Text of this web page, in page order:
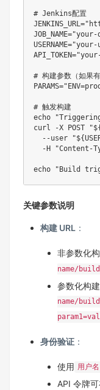
# Jenkins配置
# 构建参数（如果有
# 触发构建
echo
curl -X POST
--user
-H "Content-
关键参数说明
构建 URL ：
非参数化构
name/build
参数化构建
name/
身份验证 ：
使用 用户
API 令牌